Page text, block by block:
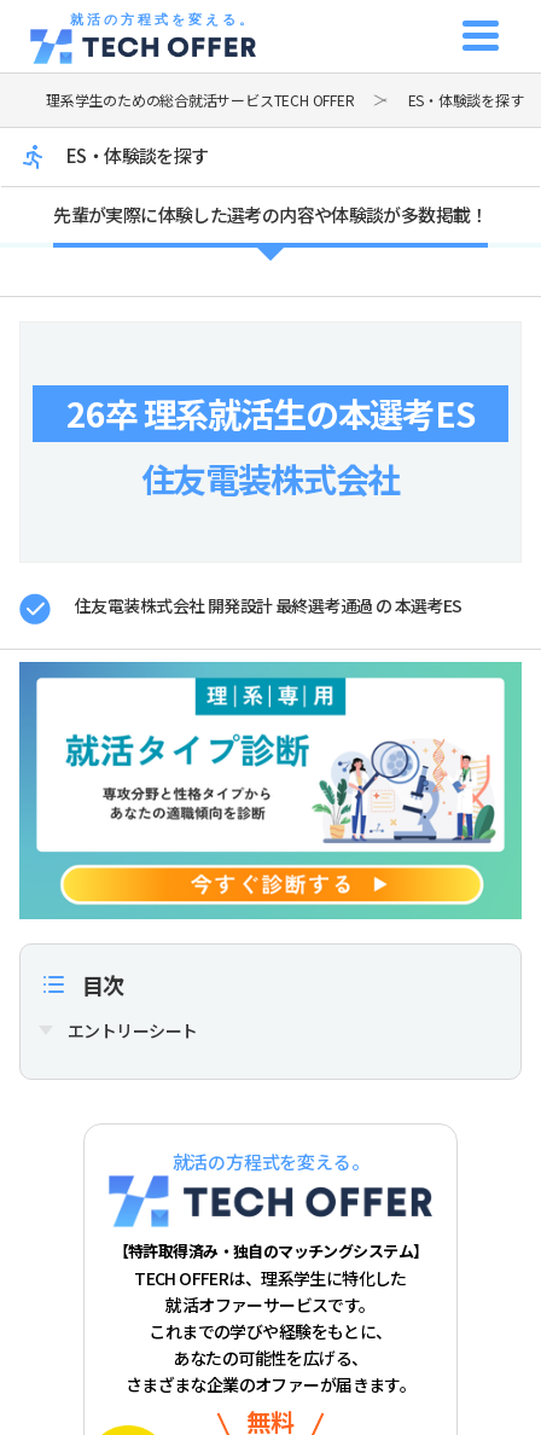
就活の方程式を変える。
理系学生のための総合就活サービスTECH OFFER ES・体験談を探す
ES・体験談を探す
先輩が実際に体験した選考の内容や体験談が多数掲載！
26卒 理系就活生の本選考ES
住友電装株式会社
住友電装株式会社 開発設計 最終選考通過 の 本選考ES
目次
エントリーシート
就活の方程式を変える。
【特許取得済み・独自のマッチングシステム】
TECH OFFERは、理系学生に特化した
就活オファーサービスです。
これまでの学びや経験をもとに、
あなたの可能性を広げる、
さまざまな企業のオファーが届きます。
無料